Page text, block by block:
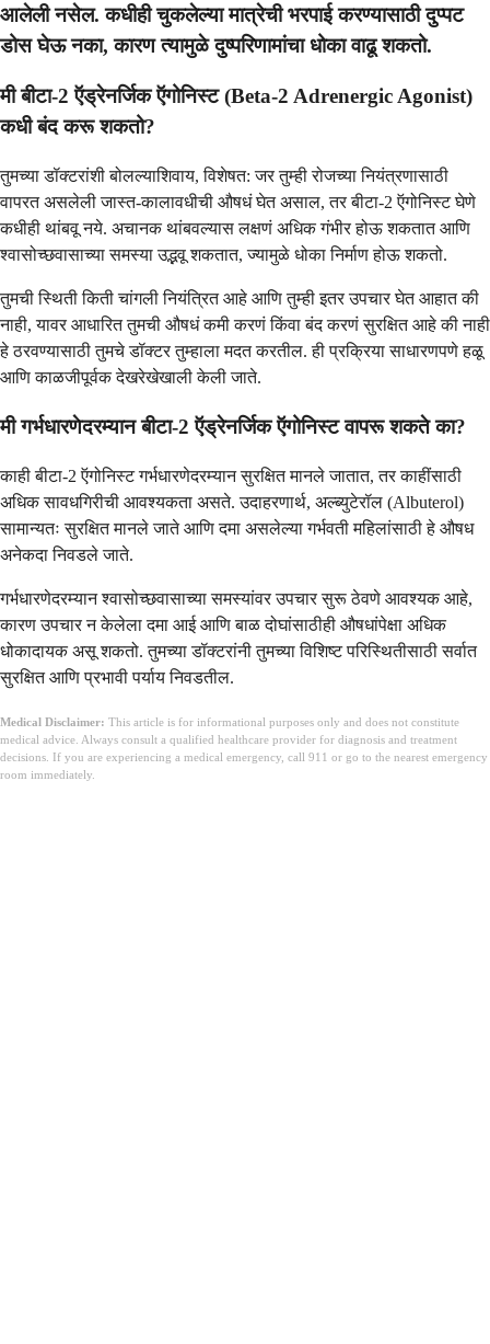
आलेली नसेल. कधीही चुकलेल्या मात्रेची भरपाई करण्यासाठी दुप्पट
डोस घेऊ नका, कारण त्यामुळे दुष्परिणामांचा धोका वाढू शकतो.
मी बीटा-2 ऍड्रेनर्जिक ऍगोनिस्ट (Beta-2 Adrenergic Agonist)
कधी बंद करू शकतो?
तुमच्या डॉक्टरांशी बोलल्याशिवाय, विशेषत: जर तुम्ही रोजच्या नियंत्रणासाठी
वापरत असलेली जास्त-कालावधीची औषधं घेत असाल, तर बीटा-2 ऍगोनिस्ट घेणे
कधीही थांबवू नये. अचानक थांबवल्यास लक्षणं अधिक गंभीर होऊ शकतात आणि
श्वासोच्छवासाच्या समस्या उद्भवू शकतात, ज्यामुळे धोका निर्माण होऊ शकतो.
तुमची स्थिती किती चांगली नियंत्रित आहे आणि तुम्ही इतर उपचार घेत आहात की
नाही, यावर आधारित तुमची औषधं कमी करणं किंवा बंद करणं सुरक्षित आहे की नाही
हे ठरवण्यासाठी तुमचे डॉक्टर तुम्हाला मदत करतील. ही प्रक्रिया साधारणपणे हळू
आणि काळजीपूर्वक देखरेखेखाली केली जाते.
मी गर्भधारणेदरम्यान बीटा-2 ऍड्रेनर्जिक ऍगोनिस्ट वापरू शकते का?
काही बीटा-2 ऍगोनिस्ट गर्भधारणेदरम्यान सुरक्षित मानले जातात, तर काहींसाठी
अधिक सावधगिरीची आवश्यकता असते. उदाहरणार्थ, अल्ब्युटेरॉल (Albuterol)
सामान्यतः सुरक्षित मानले जाते आणि दमा असलेल्या गर्भवती महिलांसाठी हे औषध
अनेकदा निवडले जाते.
गर्भधारणेदरम्यान श्वासोच्छवासाच्या समस्यांवर उपचार सुरू ठेवणे आवश्यक आहे,
कारण उपचार न केलेला दमा आई आणि बाळ दोघांसाठीही औषधांपेक्षा अधिक
धोकादायक असू शकतो. तुमच्या डॉक्टरांनी तुमच्या विशिष्ट परिस्थितीसाठी सर्वात
सुरक्षित आणि प्रभावी पर्याय निवडतील.
Medical Disclaimer: This article is for informational purposes only and does not constitute
medical advice. Always consult a qualified healthcare provider for diagnosis and treatment
decisions. If you are experiencing a medical emergency, call 911 or go to the nearest emergency
room immediately.